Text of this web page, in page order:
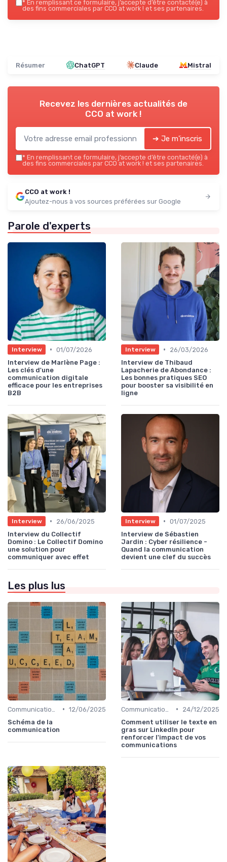
* En remplissant ce formulaire, j’accepte d’être contacté(e) à
des fins commerciales par CCO at work ! et ses partenaires.
Résumer ChatGPT Claude Mistral
Recevez les dernières actualités de
CCO at work !
➔ Je m'inscris
* En remplissant ce formulaire, j’accepte d’être contacté(e) à
des fins commerciales par CCO at work ! et ses partenaires.
CCO at work !
Ajoutez-nous à vos sources préférées sur Google
Parole d'experts
Interview • 01/07/2026
Interview de Marlène Page :
Les clés d'une
communication digitale
efficace pour les entreprises
B2B
Interview •
26/03/2026
Interview de Thibaud
Lapacherie de Abondance :
Les bonnes pratiques SEO
pour booster sa visibilité en
ligne
Interview •
26/06/2025
Interview du Collectif
Domino : Le Collectif Domino
une solution pour
communiquer avec effet
Interview • 01/07/2025
Interview de Sébastien
Jardin : Cyber résilience -
Quand la communication
devient une clef du succès
Les plus lus
• 12/06/2025
Schéma de la
communication
•
24/12/2025
Comment utiliser le texte en
gras sur LinkedIn pour
renforcer l'impact de vos
communications